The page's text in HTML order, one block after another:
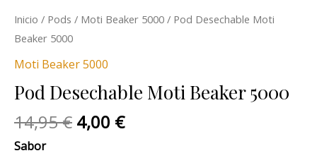
Inicio / Pods / Moti Beaker 5000 / Pod Desechable Moti
Beaker 5000
Moti Beaker 5000
Pod Desechable Moti Beaker 5000
14,95€ 4,00 €
Sabor